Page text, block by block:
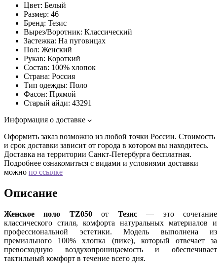
Цвет: Белый
Размер: 46
Бренд: Тезис
Вырез/Воротник: Классический
Застежка: На пуговицах
Пол: Женский
Рукав: Короткий
Состав: 100% хлопок
Страна: Россия
Тип одежды: Поло
Фасон: Прямой
Старый айди: 43291
Информация о доставке
Оформить заказ возможно из любой точки России. Стоимость
и срок доставки зависит от города в котором вы находитесь.
Доставка на территории Санкт-Петербурга бесплатная.
Подробнее ознакомиться с видами и условиями доставки
можно по ссылке
Описание
Женское поло TZ050от Тезис— это сочетание
классического стиля, комфорта натуральных материалов и
профессиональной эстетики. Модель выполнена из
премиального 100% хлопка (пике), который отвечает за
превосходную воздухопроницаемость и обеспечивает
тактильный комфорт в течение всего дня.